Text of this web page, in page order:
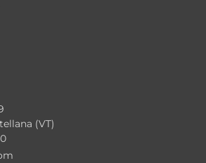
piccoli?
48 cm è perfetta per spazi
all’umidità?
bagno.
Fenix è più
(VT)